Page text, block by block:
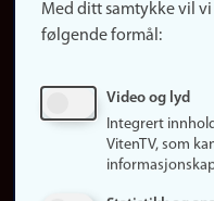
Finn studier
Ledige stillinger
Med ditt samtykke vil
følgende formål:
Video og lyd
Integrert
VitenTV, som